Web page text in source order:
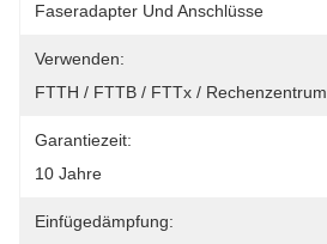
Faseradapter Und Anschlüsse
Verwenden:
FTTH / FTTB / FTTx / Rechenzentrum
Garantiezeit:
10 Jahre
Einfügedämpfung: